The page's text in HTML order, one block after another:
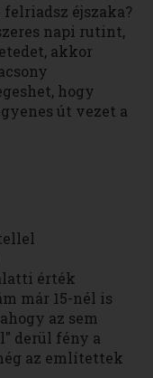
éjszaka?
napi rutint,
akkor
hogy
út vezet a
érték
már 15-nél is
az sem
derül fény a
az említettek